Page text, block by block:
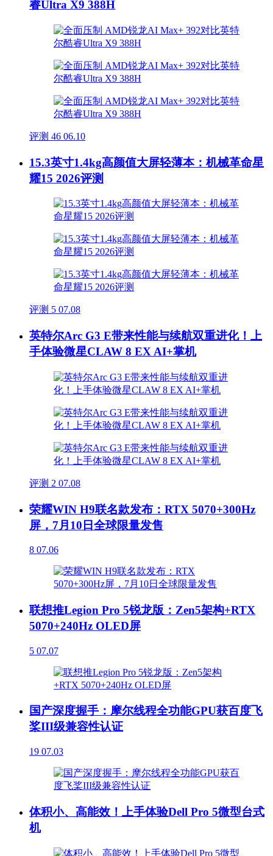
睿Ultra X9 388H
评测 46 06.10
15.3英寸1.4kg高颜值大屏轻薄本：机械革命星
耀15 2026评测
评测 5 07.08
英特尔Arc G3 E带来性能与续航双重进化！上
手体验微星CLAW 8 EX AI+掌机
评测 2 07.08
荣耀WIN H9联名款发布：RTX 5070+300Hz
屏，7月10日全球限量发售
8 07.06
联想推Legion Pro 5锐龙版：Zen5架构+RTX
5070+240Hz OLED屏
5 07.07
国产深度握手：摩尔线程全功能GPU获百度飞
桨III级兼容性认证
19 07.03
体积小、高能效！上手体验Dell Pro 5微型台式
机